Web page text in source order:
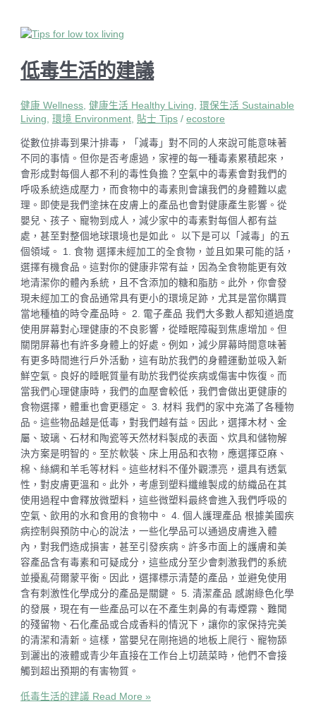
低毒生活的建議
健康 Wellness,健康生活 Healthy Living,環保生活 Sustainable
Living,環境 Environment, 貼士 Tips /ecostore
從數位排毒到果汁排毒，「減毒」對不同的人來說可能意味著
不同的事情。但你是否考慮過，家裡的每一種毒素累積起來，
會形成對每個人都不利的毒性負擔？空氣中的毒素會對我們的
呼吸系統造成壓力，而食物中的毒素則會讓我們的身體難以處
理。即使是我們塗抹在皮膚上的產品也會對健康產生影響。從
嬰兒、孩子、寵物到成人，減少家中的毒素對每個人都有益
處，甚至對整個地球環境也是如此。 以下是可以「減毒」的五
個領域。 1. 食物 選擇未經加工的全食物，並且如果可能的話，
選擇有機食品。這對你的健康非常有益，因為全食物能更有效
地清潔你的體內系統，且不含添加的糖和脂肪。此外，你會發
現未經加工的食品通常具有更小的環境足跡，尤其是當你購買
當地種植的時令產品時。 2. 電子產品 我們大多數人都知道過度
使用屏幕對心理健康的不良影響，從睡眠障礙到焦慮增加。但
關閉屏幕也有許多身體上的好處。例如，減少屏幕時間意味著
有更多時間進行戶外活動，這有助於我們的身體運動並吸入新
鮮空氣。良好的睡眠質量有助於我們從疾病或傷害中恢復。而
當我們心理健康時，我們的血壓會較低，我們會做出更健康的
食物選擇，體重也會更穩定。 3. 材料 我們的家中充滿了各種物
品。這些物品越是低毒，對我們越有益。因此，選擇木材、金
屬、玻璃、石材和陶瓷等天然材料製成的表面、炊具和儲物解
決方案是明智的。至於軟裝、床上用品和衣物，應選擇亞麻、
棉、絲綢和羊毛等材料。這些材料不僅外觀漂亮，還具有透氣
性，對皮膚更溫和。此外，考慮到塑料纖維製成的紡織品在其
使用過程中會釋放微塑料，這些微塑料最終會進入我們呼吸的
空氣、飲用的水和食用的食物中。 4. 個人護理產品 根據美國疾
病控制與預防中心的說法，一些化學品可以通過皮膚進入體
內，對我們造成損害，甚至引發疾病。許多市面上的護膚和美
容產品含有毒素和可疑成分，這些成分至少會刺激我們的系統
並擾亂荷爾蒙平衡。因此，選擇標示清楚的產品，並避免使用
含有刺激性化學成分的產品是關鍵。 5. 清潔產品 感謝綠色化學
的發展，現在有一些產品可以在不產生刺鼻的有毒煙霧、難聞
的殘留物、石化產品或合成香料的情況下，讓你的家保持完美
的清潔和清新。這樣，當嬰兒在剛拖過的地板上爬行、寵物舔
到灑出的液體或青少年直接在工作台上切蔬菜時，他們不會接
觸到超出預期的有害物質。
低毒生活的建議 Read More »